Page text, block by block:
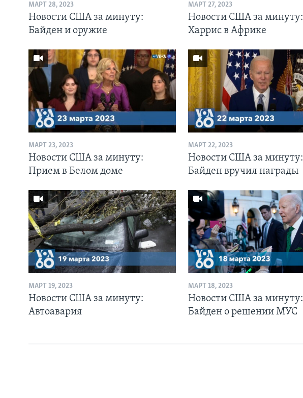
МАРТ 28, 2023
Новости США за минуту:
Байден и оружие
МАРТ 27, 2023
Новости США за минуту:
Харрис в Африке
МАРТ 23, 2023
Новости США за минуту:
Прием в Белом доме
МАРТ 22, 2023
Новости США за минуту:
Байден вручил награды
МАРТ 19, 2023
Новости США за минуту:
Автоавария
МАРТ 18, 2023
Новости США за минуту:
Байден о решении МУС